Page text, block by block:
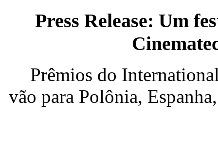
Press Release: Um
Prêmios do
vão para Polônia,